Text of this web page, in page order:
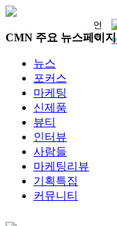
언
어
CMN 주요 뉴스페이지
뉴스
포커스
마케팅
신제품
뷰티
인터뷰
사람들
마케팅리뷰
기획특집
커뮤니티